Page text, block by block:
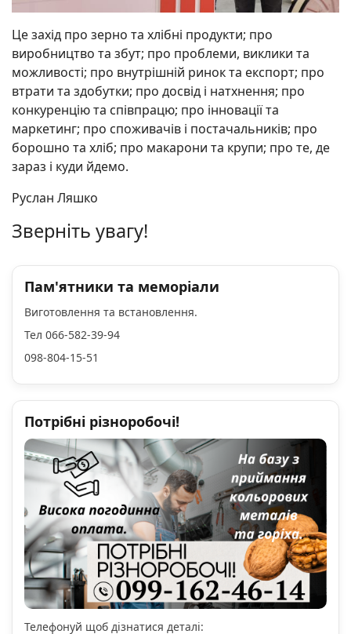
Це захід про зерно та хлібні продукти; про
виробництво та збут; про проблеми, виклики та
можливості; про внутрішній ринок та експорт; про
втрати та здобутки; про досвід і натхнення; про
конкуренцію та співпрацю; про інновації та
маркетинг; про споживачів і постачальників; про
борошно та хліб; про макарони та крупи; про те, де
зараз і куди йдемо.
Руслан Ляшко
Зверніть увагу!
Пам'ятники та меморіали
Виготовлення та встановлення.
Тел 066-582-39-94
098-804-15-51
Потрібні різноробочі!
Телефонуй щоб дізнатися деталі: